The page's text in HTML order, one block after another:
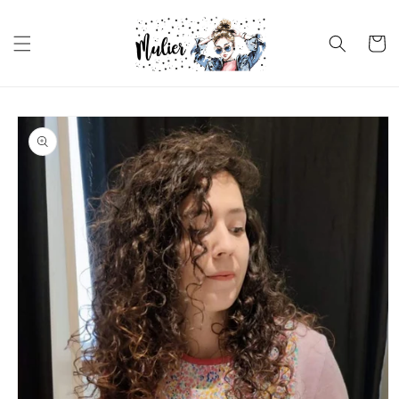
al contenido
Carrito
directamente
a la
información
del producto